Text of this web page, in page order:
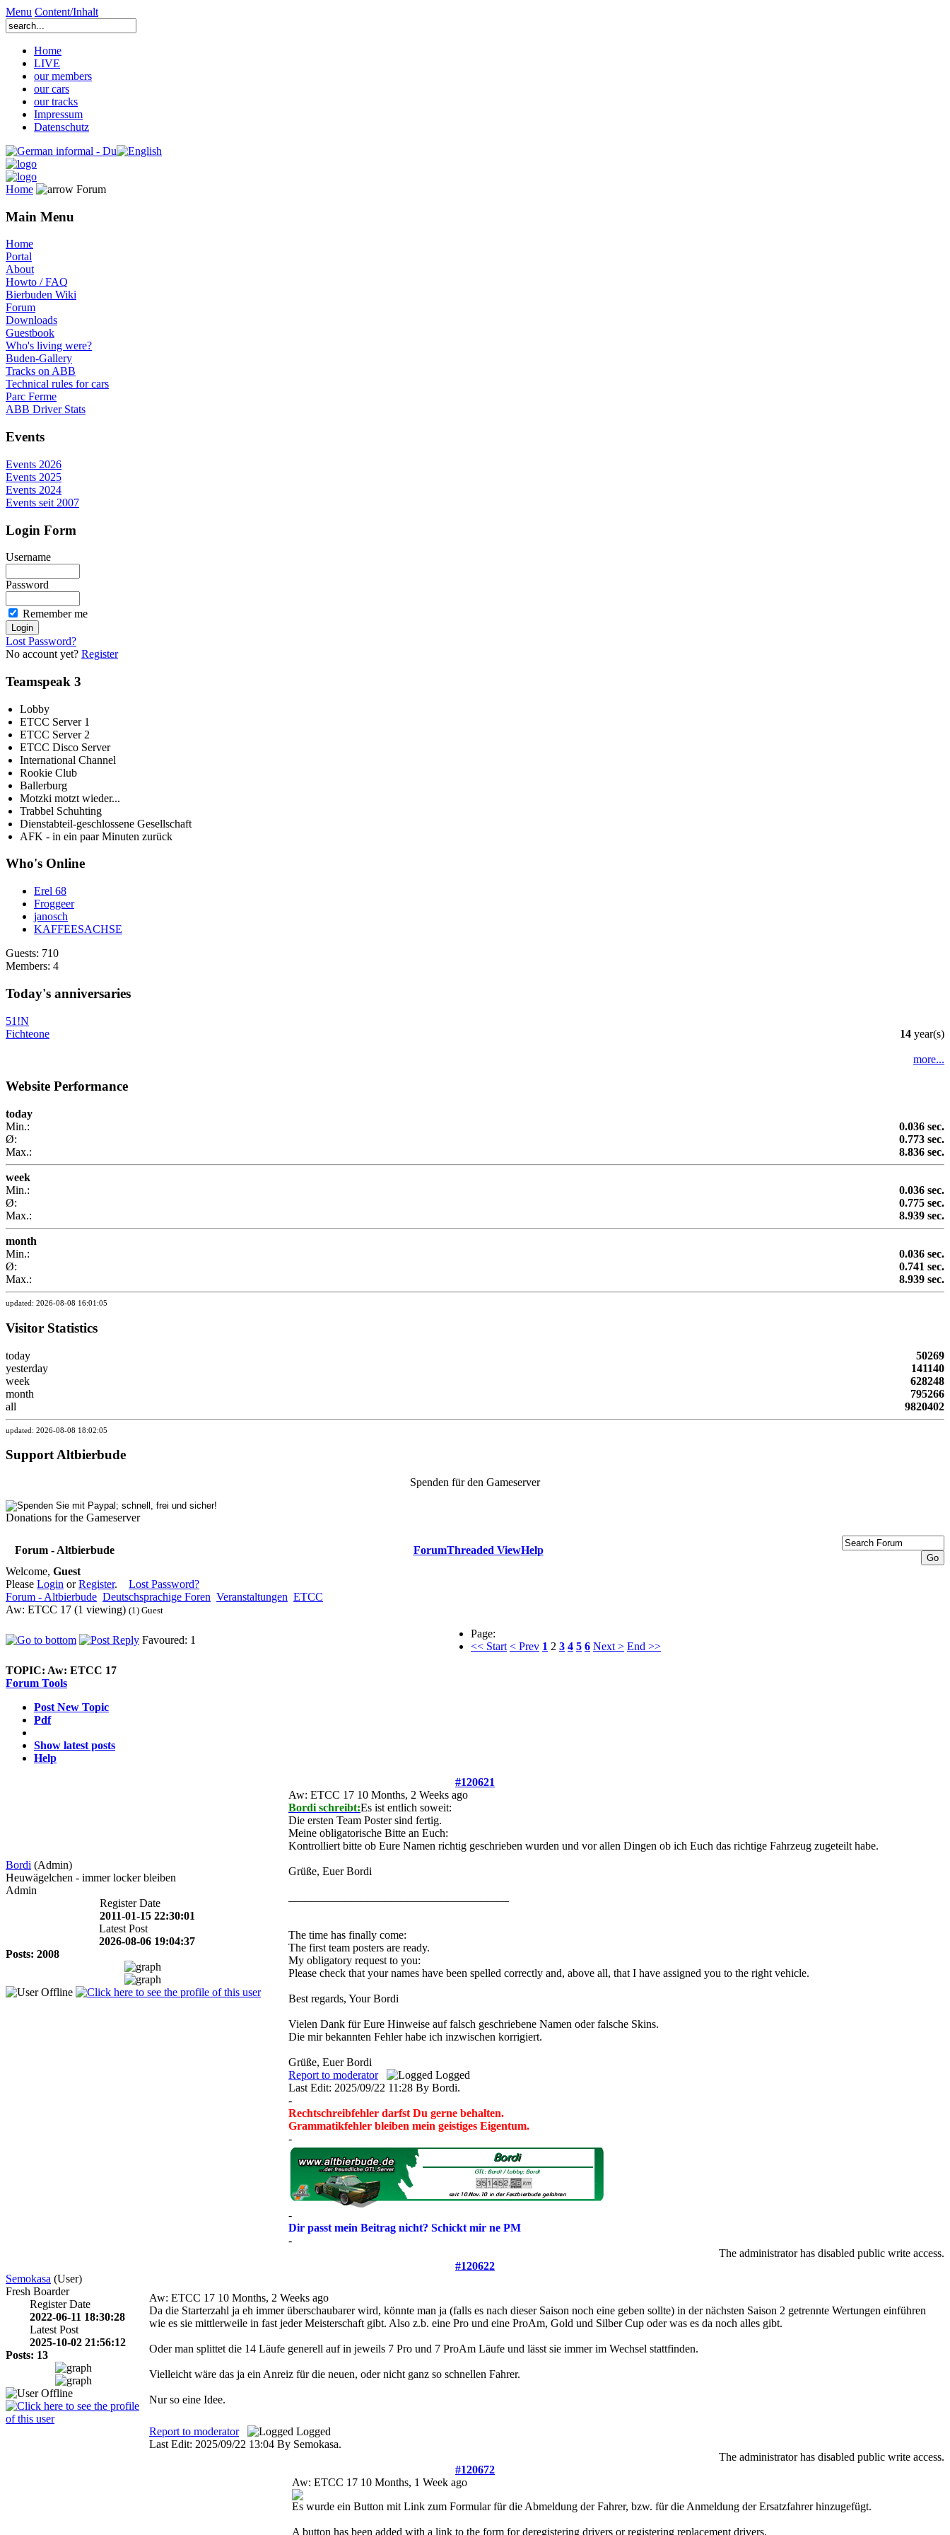
Menu Content/Inhalt
Home
LIVE
our members
our cars
our tracks
Impressum
Datenschutz
Home Forum
Main Menu
Home
Portal
About
Howto / FAQ
Bierbuden Wiki
Forum
Downloads
Guestbook
Who's living were?
Buden-Gallery
Tracks on ABB
Technical rules for cars
Parc Ferme
ABB Driver Stats
Events
Events 2026
Events 2025
Events 2024
Events seit 2007
Login Form
Username
Password
Remember me
Lost Password?
No account yet? Register
Teamspeak 3
Lobby
ETCC Server 1
ETCC Server 2
ETCC Disco Server
International Channel
Rookie Club
Ballerburg
Motzki motzt wieder...
Trabbel Schuhting
Dienstabteil-geschlossene Gesellschaft
AFK - in ein paar Minuten zurück
Who's Online
Erel 68
Froggeer
janosch
KAFFEESACHSE
Guests: 710
Members: 4
Today's anniversaries
51!N
Fichteone
14 year(s)
more...
Website Performance
today
Min.:
0.036 sec.
Ø:
0.773 sec.
Max.:
8.836 sec.
week
Min.:
0.036 sec.
Ø:
0.775 sec.
Max.:
8.939 sec.
month
Min.:
0.036 sec.
Ø:
0.741 sec.
Max.:
8.939 sec.
updated: 2026-08-08 16:01:05
Visitor Statistics
today
50269
yesterday
141140
week
628248
month
795266
all
9820402
updated: 2026-08-08 18:02:05
Support Altbierbude
Spenden für den Gameserver
Donations for the Gameserver
Forum - Altbierbude ForumThreaded ViewHelp
Welcome, Guest
Please Login orRegister. Lost Password?
Forum - Altbierbude Deutschsprachige Foren Veranstaltungen ETCC
Aw: ETCC 17 (1 viewing) (1) Guest
Favoured: 1
Page:
<< Start < Prev 1 2 3 4 5 6 Next > End >>
TOPIC: Aw: ETCC 17
Forum Tools
Post New Topic
Pdf
Show latest posts
Help
#120621
Bordi (Admin)
Heuwägelchen - immer locker bleiben
Admin
Register Date
2011-01-15 22:30:01
Latest Post
2026-08-06 19:04:37
Posts: 2008
Aw: ETCC 17 10 Months, 2 Weeks ago
Bordi schreibt:Es ist entlich soweit:
Die ersten Team Poster sind fertig.
Meine obligatorische Bitte an Euch:
Kontrolliert bitte ob Eure Namen richtig geschrieben wurden und vor allen Dingen ob ich Euch das richtige Fahrzeug zugeteilt habe.
Grüße, Euer Bordi
The time has finally come:
The first team posters are ready.
My obligatory request to you:
Please check that your names have been spelled correctly and, above all, that I have assigned you to the right vehicle.
Best regards, Your Bordi
Vielen Dank für Eure Hinweise auf falsch geschriebene Namen oder falsche Skins.
Die mir bekannten Fehler habe ich inzwischen korrigiert.
Grüße, Euer Bordi
Report to moderator
Logged
Last Edit: 2025/09/22 11:28 By Bordi.
-
Rechtschreibfehler darfst Du gerne behalten.
Grammatikfehler bleiben mein geistiges Eigentum.
-
-
Dir passt mein Beitrag nicht? Schickt mir ne PM
-
The administrator has disabled public write access.
#120622
Semokasa (User)
Fresh Boarder
Register Date
2022-06-11 18:30:28
Latest Post
2025-10-02 21:56:12
Posts: 13
Aw: ETCC 17 10 Months, 2 Weeks ago
Da die Starterzahl ja eh immer überschaubarer wird, könnte man ja (falls es nach dieser Saison noch eine geben sollte) in der nächsten Saison 2 getrennte Wertungen einführen
wie es sie mittlerweile in fast jeder Meisterschaft gibt. Also z.b. eine Pro und eine ProAm, Gold und Silber Cup oder was es da noch alles gibt.
Oder man splittet die 14 Läufe generell auf in jeweils 7 Pro und 7 ProAm Läufe und lässt sie immer im Wechsel stattfinden.
Vielleicht wäre das ja ein Anreiz für die neuen, oder nicht ganz so schnellen Fahrer.
Nur so eine Idee.
Report to moderator
Logged
Last Edit: 2025/09/22 13:04 By Semokasa.
The administrator has disabled public write access.
#120672
Aw: ETCC 17 10 Months, 1 Week ago
Es wurde ein Button mit Link zum Formular für die Abmeldung der Fahrer, bzw. für die Anmeldung der Ersatzfahrer hinzugefügt.
A button has been added with a link to the form for deregistering drivers or registering replacement drivers.